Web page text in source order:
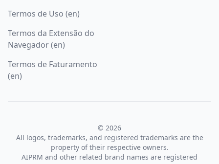
Termos de Uso (en)
Termos da Extensão do
Navegador (en)
Termos de Faturamento
(en)
© 2026
All logos, trademarks, and registered trademarks are the
property of their respective owners.
AIPRM and other related brand names are registered